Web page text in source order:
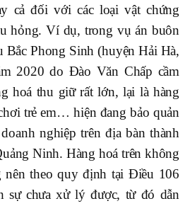
cả đối với các loại vật chứng
hỏng. Ví dụ, trong vụ án buôn
Bắc Phong Sinh (huyện Hải Hà,
2020 do Đào Văn Chấp cầm
hoá thu giữ rất lớn, lại là hàng
trẻ em… hiện đang bảo quản
nghiệp trên địa bàn thành
Ninh. Hàng hoá trên không
nên theo quy định tại Điều 106
sự chưa xử lý được, từ đó dẫn